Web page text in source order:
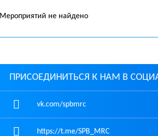
Мероприятий не найдено
ПРИСОЕДИНИТЬСЯ К НАМ В
vk.com/spbmrc
https://t.me/SPB_MRC